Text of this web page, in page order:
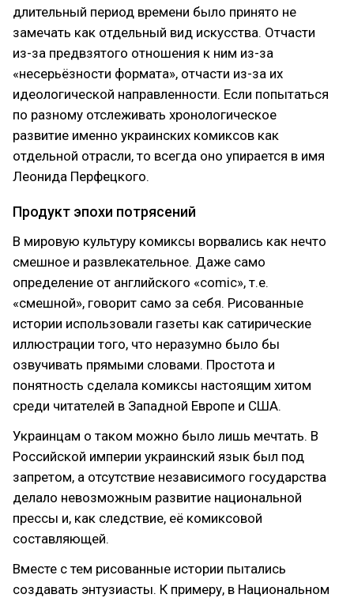
длительный период времени было принято не
замечать как отдельный вид искусства. Отчасти
из-за предвзятого отношения к ним из-за
«несерьёзности формата»‎, отчасти из-за их
идеологической направленности. Если попытаться
по разному отслеживать хронологическое
развитие именно украинских комиксов как
отдельной отрасли, то всегда оно упирается в имя
Леонида Перфецкого.
Продукт эпохи потрясений
В мировую культуру комиксы ворвались как нечто
смешное и развлекательное. Даже само
определение от английского «comic»‎, т.е.
«смешной»‎, говорит само за себя. Рисованные
истории использовали газеты как сатирические
иллюстрации того, что неразумно было бы
озвучивать прямыми словами. Простота и
понятность сделала комиксы настоящим хитом
среди читателей в Западной Европе и США.
Украинцам о таком можно было лишь мечтать. В
Российской империи украинский язык был под
запретом, а отсутствие независимого государства
делало невозможным развитие национальной
прессы и, как следствие, её комиксовой
составляющей.
Вместе с тем рисованные истории пытались
создавать энтузиасты. К примеру, в Национальном